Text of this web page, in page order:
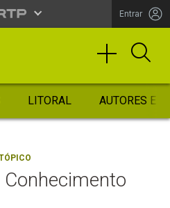
Entrar
LITORAL AUTORES
Conhecimento